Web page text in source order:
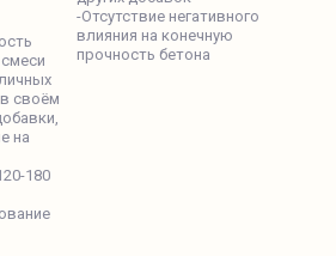
своём
на
180
-Отсутствие негативного
влияния на конечную
прочность бетона